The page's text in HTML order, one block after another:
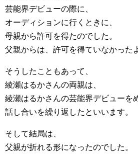
芸能界デビューの際に、
オーディションに行くときに、
母親から許可を得たのでした。
父親からは、許可を得ていなかった
そうしたこともあって、
綾瀬はるかさんの両親は、
綾瀬はるかさんの芸能界デビューを
話し合いを繰り返したといいます。
そして結局は、
父親が折れる形になったのでした。